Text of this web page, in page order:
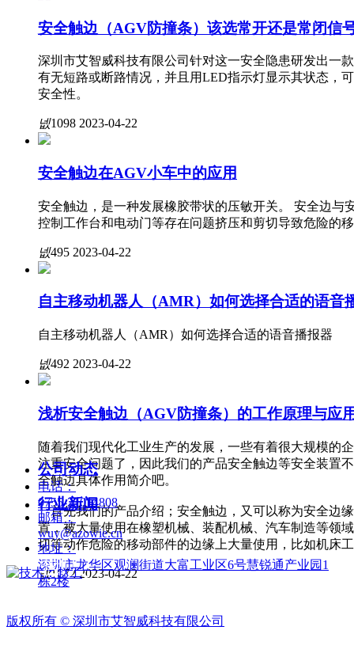
安全触边（AGV防撞条）该选常开还是常闭信
深圳市艾智威科技有限公司针对这一安全隐患研发出一
有无短路或断路情况，并且用LED指示灯显示其状态，
安全性。
넶1098 2023-04-22
安全触边在AGV小车中的应用
安全触边，是一种发展橡胶带状的压敏开关。 安全边
控制工作台和电动门等存在问题挤压和剪切导致危险的
넶495 2023-04-22
自主移动机器人（AMR）如何选择合适的语音
自主移动机器人（AMR）如何选择合适的语音播报器
넶492 2023-04-22
浅析安全触边（AGV防撞条）的工作原理与应
随着我们现代化工业生产的发展，一些有着很大规模的
注重安全问题了，因此我们的产品安全触边等安全装置
全触边具体作用简介吧。
首先我们的产品介绍；安全触边，又可以称为安全边
置，被大量使用在橡塑机械、装配机械、汽车制造等领
切等动作危险的移动部件的边缘上大量使用，比如机床
넶1672 2023-04-22
公司动态
行业新闻
新闻动态
电话：
0755-21014808
邮箱：
wuy@azowie.cn
地址：
深圳市龙华区观澜街道大富工业区6号慧锐通产业园1
栋2楼
联系我们
版权所有 © 深圳市艾智威科技有限公司